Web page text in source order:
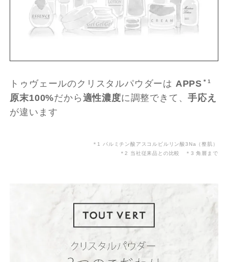
トゥヴェールのクリスタルパウダーは APPS ＊1
原末100%だから 適性濃度に調整できて、手応え
が違います
＊1 パルミチン酸アスコルビルリン酸3Na（整肌）
＊2 当社従来品との比較 ＊3 角層まで